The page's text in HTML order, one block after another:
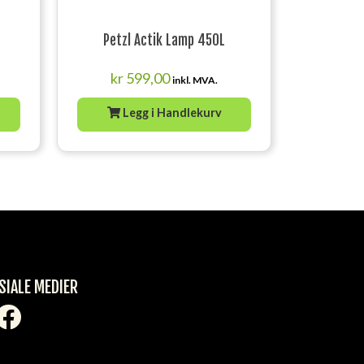
Petzl Actik Lamp 450L
kr599,00 inkl. MVA.
Legg i Handlekurv
MEDIER